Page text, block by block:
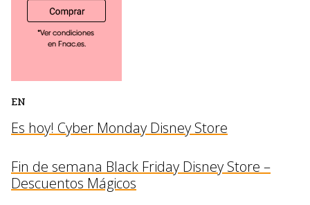
EN
Es hoy! Cyber Monday Disney Store
Fin de semana Black Friday Disney Store –
Descuentos Mágicos